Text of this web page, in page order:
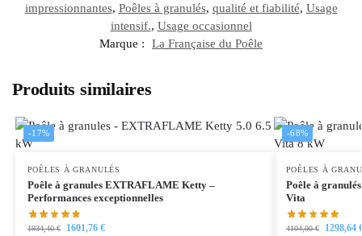
impressionnantes, Poêles à granulés, qualité et fiabilité, Usage
intensif., Usage occasionnel
Marque :
La Française du Poêle
Produits similaires
-17%
POÊLES À GRANULÉS
Poêle à granules EXTRAFLAME Ketty –
Performances exceptionnelles
1934,40€ 1601,76 €
-68%
POÊLES À
Poêle à
Vita
4104,00€ 1298,64